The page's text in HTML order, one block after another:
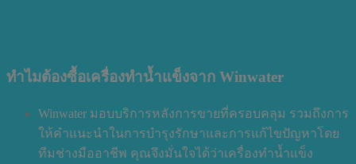
ทำไมต้องซื้อเครื่องทำน้ำแข็งจาก Winwater
Winwater มอบบริการหลังการขายที่ครอบคลุม รวมถึงการ
ให้คำแนะนำในการบำรุงรักษาและการแก้ไขปัญหาโดย
ทีมช่างมืออาชีพ คุณจึงมั่นใจได้ว่าเครื่องทำน้ำแข็ง